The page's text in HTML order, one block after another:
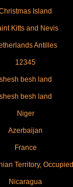
Island
Kitts and Nevis
Antilles
12345
shesh besh land
shesh besh land
Niger
Azerbaijan
France
Territory, Occupied
Nicaragua